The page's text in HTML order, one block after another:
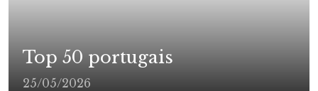
Top 50 portugais
25/05/2026